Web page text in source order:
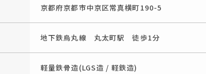
京都府京都市中京区常真横町190-5
地下鉄烏丸線 丸太町駅 徒歩1分
軽量鉄骨造(LGS造 / 軽鉄造)